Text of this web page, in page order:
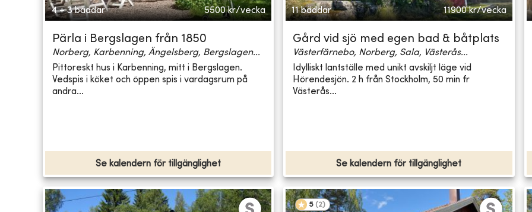
4 + 3 bäddar 5500 kr/vecka
Pärla i Bergslagen från 1850
Norberg, Karbenning, Ängelsberg, Bergslagen...
Pittoreskt hus i Karbenning, mitt i Bergslagen.
Vedspis i köket och öppen spis i vardagsrum på
andra...
Se kalendern för tillgänglighet
11 bäddar 11900 kr/vecka
Gård vid sjö med egen bad & båtplats
Västerfärnebo, Norberg, Sala, Västerås...
Idylliskt lantställe med unikt avskiljt läge vid
Hörendesjön. 2 h från Stockholm, 50 min fr
Västerås...
Se kalendern för tillgänglighet
5 (2)